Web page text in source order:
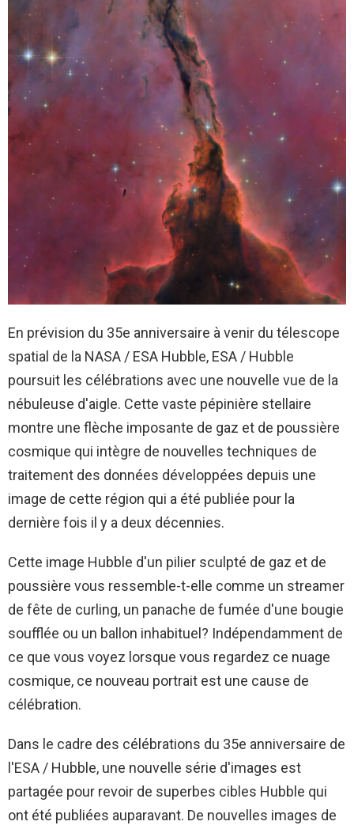
En prévision du 35e anniversaire à venir du télescope
spatial de la NASA / ESA Hubble, ESA / Hubble
poursuit les célébrations avec une nouvelle vue de la
nébuleuse d'aigle. Cette vaste pépinière stellaire
montre une flèche imposante de gaz et de poussière
cosmique qui intègre de nouvelles techniques de
traitement des données développées depuis une
image de cette région qui a été publiée pour la
dernière fois il y a deux décennies.
Cette image Hubble d'un pilier sculpté de gaz et de
poussière vous ressemble-t-elle comme un streamer
de fête de curling, un panache de fumée d'une bougie
soufflée ou un ballon inhabituel? Indépendamment de
ce que vous voyez lorsque vous regardez ce nuage
cosmique, ce nouveau portrait est une cause de
célébration.
Dans le cadre des célébrations du 35e anniversaire de
l'ESA / Hubble, une nouvelle série d'images est
partagée pour revoir de superbes cibles Hubble qui
ont été publiées auparavant. De nouvelles images de